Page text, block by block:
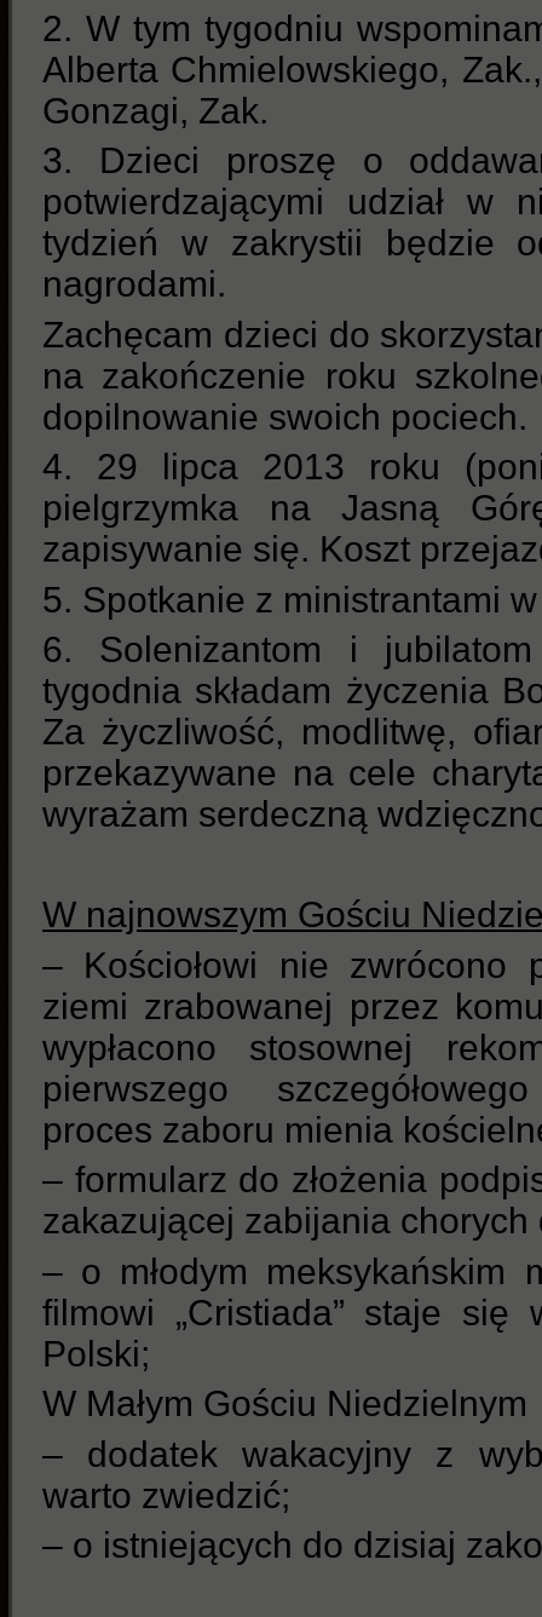
2. W tym tygodniu
Alberta Chmielowskiego,
Gonzagi, Zak.
3. Dzieci proszę o
potwierdzającymi udział w
tydzień w zakrystii będzie
nagrodami.
Zachęcam dzieci do
na zakończenie roku
dopilnowanie swoich pociech.
4. 29 lipca 2013 roku
pielgrzymka na Jasną
zapisywanie się. Koszt
5. Spotkanie z ministrantami
6. Solenizantom i
tygodnia składam życzenia
Za życzliwość, modlitwę,
przekazywane na cele
wyrażam serdeczną
W najnowszym Gościu
– Kościołowi nie zwrócono
ziemi zrabowanej przez
wypłacono stosownej
pierwszego
proces zaboru mienia
– formularz do złożenia
zakazującej zabijania chorych
– o młodym meksykańskim
filmowi „Cristiada” staje się
Polski;
W Małym Gościu Niedzielnym
– dodatek wakacyjny z
warto zwiedzić;
– o istniejących do dzisiaj